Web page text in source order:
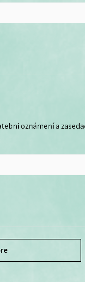
oznámení a